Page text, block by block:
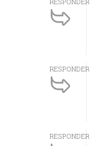
RESPONDER
RESPONDER